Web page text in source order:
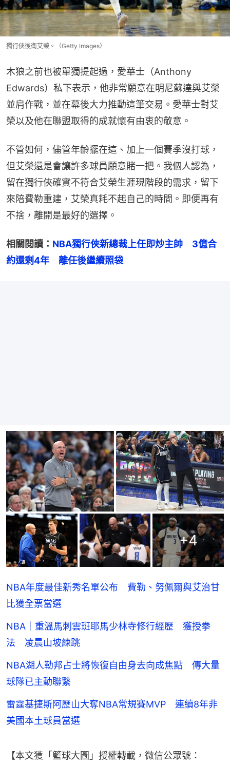
獨行俠後衛艾榮。（Getty Images）
木狼之前也被單獨提起過，愛華士（Anthony
Edwards）私下表示，他非常願意在明尼蘇達與艾榮
並肩作戰，並在幕後大力推動這筆交易。愛華士對艾
榮以及他在聯盟取得的成就懷有由衷的敬意。
不管如何，儘管年齡擺在這、加上一個賽季沒打球，
但艾榮還是會讓許多球員願意賭一把。我個人認為，
留在獨行俠確實不符合艾榮生涯現階段的需求，留下
來陪費勒重建，艾榮真耗不起自己的時間。即便再有
不捨，離開是最好的選擇。
相關閱讀： NBA獨行俠新總裁上任即炒主帥　3億合
約還剩4年　離任後繼續照袋
+4
NBA年度最佳新秀名單公布 費勒、努佩爾與艾治甘
比獲全票當選
NBA｜重溫馬刺雲班耶馬少林寺修行經歷 獲授拳
法 凌晨山坡練跳
NBA湖人勒邦占士將恢復自由身去向成焦點 傳大量
球隊已主動聯繫
雷霆基捷斯阿歷山大奪NBA常規賽MVP 連續8年非
美國本土球員當選
【本文獲「籃球大圖」授權轉載，微信公眾號：